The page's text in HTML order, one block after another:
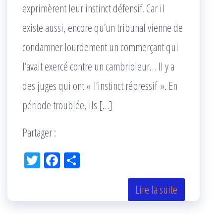
exprimèrent leur instinct défensif. Car il
existe aussi, encore qu’un tribunal vienne de
condamner lourdement un commerçant qui
l’avait exercé contre un cambrioleur… Il y a
des juges qui ont « l’instinct répressif ». En
période troublée, ils […]
Partager :
Tw Fac
k r
Lire la suite